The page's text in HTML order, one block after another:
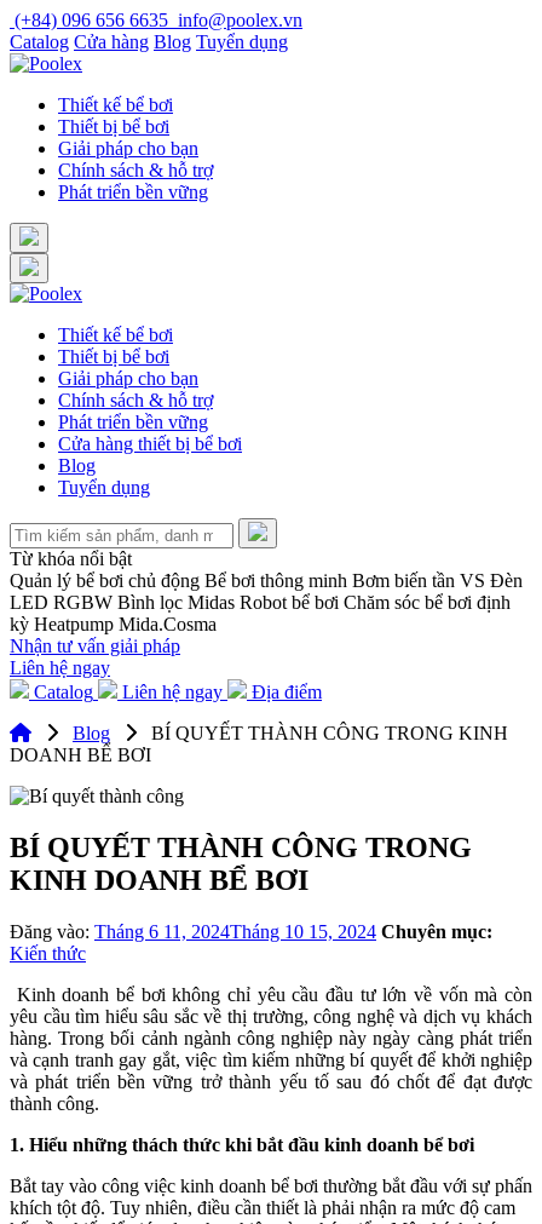
Skip
to
content
(+84) 096 656 6635 info@poolex.vn
Catalog Cửa hàng Blog Tuyển dụng
Thiết kế bể bơi
Thiết bị bể bơi
Giải pháp cho bạn
Chính sách & hỗ trợ
Phát triển bền vững
Thiết kế bể bơi
Thiết bị bể bơi
Giải pháp cho bạn
Chính sách & hỗ trợ
Phát triển bền vững
Cửa hàng thiết bị bể bơi
Blog
Tuyển dụng
Từ khóa nổi bật
Quản lý bể bơi chủ động Bể bơi thông minh Bơm biến tần VS Đèn
LED RGBW Bình lọc Midas Robot bể bơi Chăm sóc bể bơi định
kỳ Heatpump Mida.Cosma
Nhận tư vấn giải pháp
Liên hệ ngay
Catalog
Liên hệ ngay
Địa điểm
Blog
BÍ QUYẾT THÀNH CÔNG TRONG KINH
DOANH BỂ BƠI
BÍ QUYẾT THÀNH CÔNG TRONG
KINH DOANH BỂ BƠI
Đăng vào: Tháng 6 11, 2024Tháng 10 15, 2024 Chuyên mục:
Kiến thức
Kinh doanh bể bơi không chỉ yêu cầu đầu tư lớn về vốn mà còn
yêu cầu tìm hiểu sâu sắc về thị trường, công nghệ và dịch vụ khách
hàng. Trong bối cảnh ngành công nghiệp này ngày càng phát triển
và cạnh tranh gay gắt, việc tìm kiếm những bí quyết để khởi nghiệp
và phát triển bền vững trở thành yếu tố sau đó chốt để đạt được
thành công.
1. Hiểu những thách thức khi bắt đầu kinh doanh bể bơi
Bắt tay vào công việc kinh doanh bể bơi thường bắt đầu với sự phấn
khích tột độ. Tuy nhiên, điều cần thiết là phải nhận ra mức độ cam